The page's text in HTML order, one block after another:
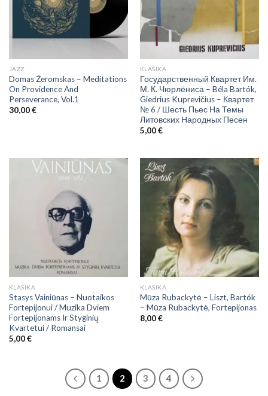
JAZZ
Domas Žeromskas – Meditations
On Providence And
Perseverance, Vol.1
30,00€
KLASIKA
Государственный Квартет Им.
М. К. Чюрлёниса – Béla Bartók,
Giedrius Kuprevičius – Квартет
№ 6 / Шесть Пьес На Темы
Литовских Народных Песен
5,00€
KLASIKA
Stasys Vainiūnas – Nuotaikos
Fortepijonui / Muzika Dviem
Fortepijonams Ir Styginių
Kvartetui / Romansai
5,00€
KLASIKA
Mūza Rubackytė – Liszt, Bartók
– Mūza Rubackytė, Fortepijonas
8,00€
1 2 3 4